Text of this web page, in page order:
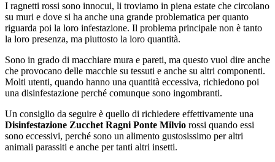
I ragnetti rossi sono innocui, li troviamo in piena estate che circolano
su muri e dove si ha anche una grande problematica per quanto
riguarda poi la loro infestazione. Il problema principale non è tanto
la loro presenza, ma piuttosto la loro quantità.
Sono in grado di macchiare mura e pareti, ma questo vuol dire anche
che provocano delle macchie su tessuti e anche su altri componenti.
Molti utenti, quando hanno una quantità eccessiva, richiedono poi
una disinfestazione perché comunque sono ingombranti.
Un consiglio da seguire è quello di richiedere effettivamente una
Disinfestazione Zucchet Ragni Ponte Milvio rossi quando essi
sono eccessivi, perché sono un alimento gustosissimo per altri
animali parassiti e anche per tanti altri insetti.